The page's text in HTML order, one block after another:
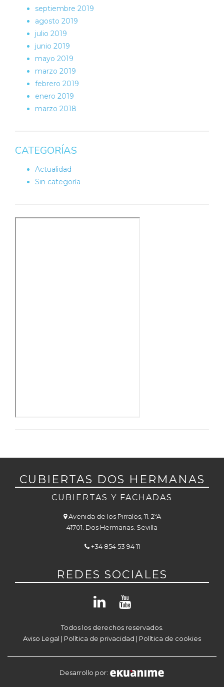
septiembre 2019
agosto 2019
julio 2019
junio 2019
mayo 2019
marzo 2019
febrero 2019
enero 2019
marzo 2018
CATEGORÍAS
Actualidad
Sin categoría
CUBIERTAS DOS HERMANAS
CUBIERTAS Y FACHADAS
Avenida de los Pirralos, 11. 2ºA
41701. Dos Hermanas. Sevilla
+34 854 53 94 11
REDES SOCIALES
Todos los derechos reservados.
Aviso Legal | Política de privacidad | Política de cookies
Desarrollo por: